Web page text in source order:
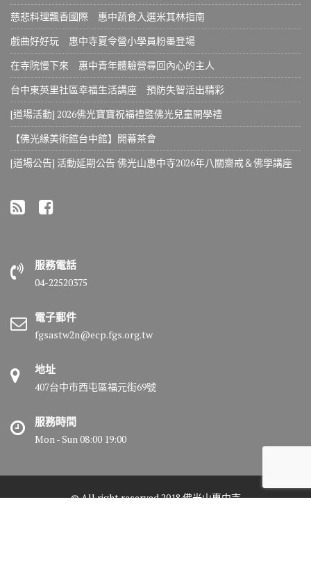
慈悲料理飄香國際 惠中蔬食入選米其林指南
戲曲好好玩 惠中寺夏令營小學員粉墨登場
在寺院慢下來 惠中青年體驗營尋回內心的主人
台中東英里社區幸福生活講座 預防失智活出精彩
[道場活動] 2026佛光寶寶祝福禮暨佛光兒童開學禮
【佛光緣美術館台中館】開幕茶會
[道場公告] 活動延期公告 佛光山惠中寺2026年八關齋戒＆佛學講座
服務電話
04-22520375
電子郵件
fgsastw2n@ecp.fgs.org.tw
地址
407台中市西屯區福元街69號
服務時間
Mon - Sun 08:00 19:00
© All right reserved 2018 佛光山惠中寺